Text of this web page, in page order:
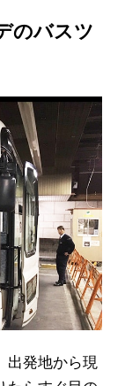
のバスツ
出発地から現